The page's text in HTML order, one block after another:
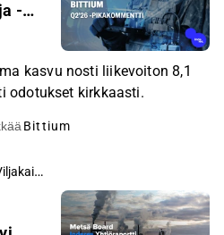
-
kasvu nosti liikevoiton 8,1
odotukset kirkkaasti.
Bittium
Antti Viljakainen